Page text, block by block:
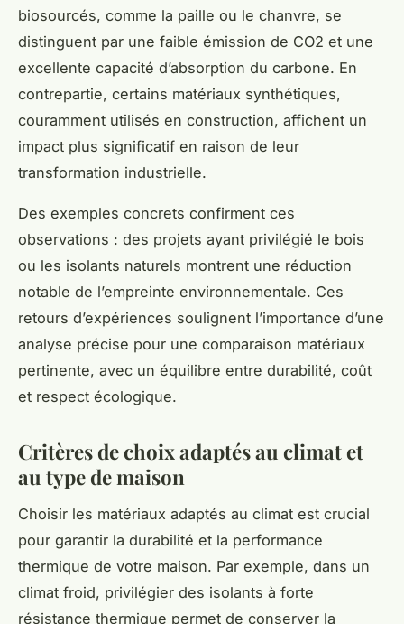
biosourcés, comme la paille ou le chanvre, se
distinguent par une faible émission de CO2 et une
excellente capacité d’absorption du carbone. En
contrepartie, certains matériaux synthétiques,
couramment utilisés en construction, affichent un
impact plus significatif en raison de leur
transformation industrielle.
Des exemples concrets confirment ces
observations : des projets ayant privilégié le bois
ou les isolants naturels montrent une réduction
notable de l’empreinte environnementale. Ces
retours d’expériences soulignent l’importance d’une
analyse précise pour une comparaison matériaux
pertinente, avec un équilibre entre durabilité, coût
et respect écologique.
Critères de choix adaptés au climat et
au type de maison
Choisir les matériaux adaptés au climat est crucial
pour garantir la durabilité et la performance
thermique de votre maison. Par exemple, dans un
climat froid, privilégier des isolants à forte
résistance thermique permet de conserver la